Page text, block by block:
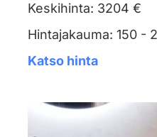
Keskihinta: 3204 €
Hintajakauma: 150 -
Katso hinta